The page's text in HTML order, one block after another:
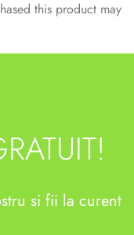
this product may
si fii la curent